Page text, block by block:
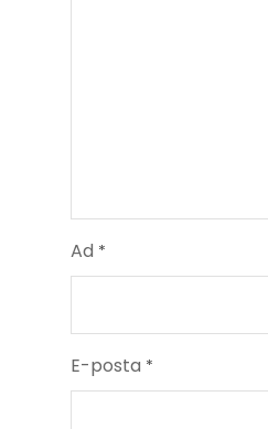
Ad *
E-posta *